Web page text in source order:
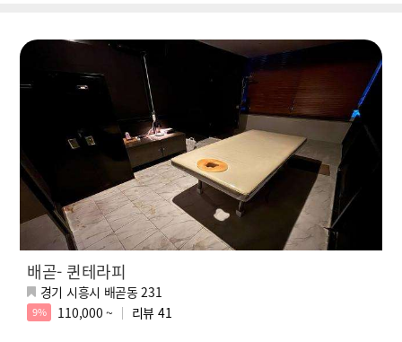
배곧- 퀸테라피
경기 시흥시 배곧동 231
9% 110,000 ~ 리뷰 41